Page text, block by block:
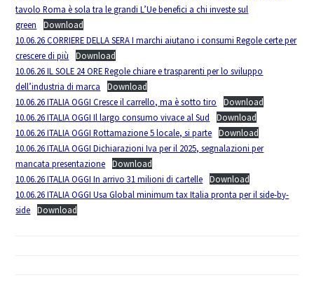
tavolo Roma è sola tra le grandi L’Ue benefici a chi investe sul
green
Download
10.06.26 CORRIERE DELLA SERA I marchi aiutano i consumi Regole certe per
crescere di più
Download
10.06.26 IL SOLE 24 ORE Regole chiare e trasparenti per lo sviluppo
dell’industria di marca
Download
10.06.26 ITALIA OGGI Cresce il carrello, ma è sotto tiro
Download
10.06.26 ITALIA OGGI Il largo consumo vivace al Sud
Download
10.06.26 ITALIA OGGI Rottamazione 5 locale, si parte
Download
10.06.26 ITALIA OGGI Dichiarazioni Iva per il 2025, segnalazioni per
mancata presentazione
Download
10.06.26 ITALIA OGGI In arrivo 31 milioni di cartelle
Download
10.06.26 ITALIA OGGI Usa Global minimum tax Italia pronta per il side-by-
side
Download